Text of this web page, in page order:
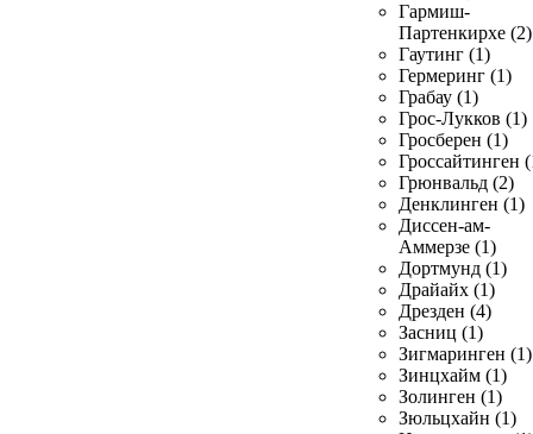
Гармиш-
Партенкирхе (2)
Гаутинг (1)
Гермеринг (1)
Грабау (1)
Грос-Лукков (1)
Гросберен (1)
Гроссайтинген
Грюнвальд (2)
Денклинген (1)
Диссен-ам-
Аммерзе (1)
Дортмунд (1)
Драйайх (1)
Дрезден (4)
Засниц (1)
Зигмаринген (1)
Зинцхайм (1)
Золинген (1)
Зюльцхайн (1)